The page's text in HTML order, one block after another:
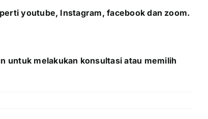
youtube, Instagram, facebook dan zoom.
untuk melakukan konsultasi atau memilih